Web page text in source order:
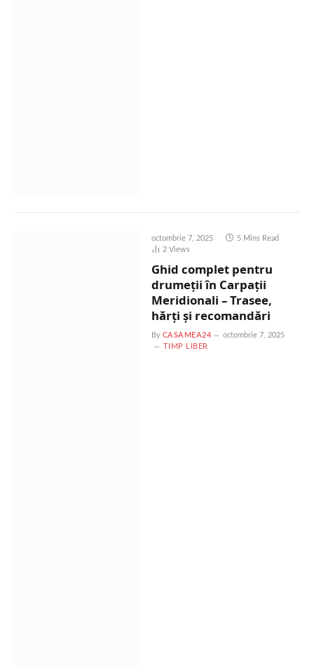
octombrie 7, 2025
5 Mins Read
2 Views
Ghid complet pentru
drumeții în Carpații
Meridionali – Trasee,
hărți și recomandări
By CASAMEA24
octombrie 7, 2025
TIMP LIBER